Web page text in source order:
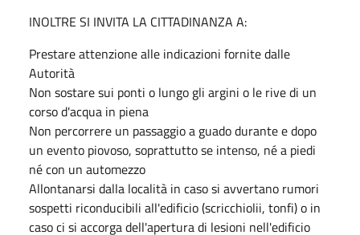
INOLTRE SI INVITA LA CITTADINANZA A:
Prestare attenzione alle indicazioni fornite dalle
Autorità
Non sostare sui ponti o lungo gli argini o le rive di un
corso d'acqua in piena
Non percorrere un passaggio a guado durante e dopo
un evento piovoso, soprattutto se intenso, né a piedi
né con un automezzo
Allontanarsi dalla località in caso si avvertano rumori
sospetti riconducibili all'edificio (scricchiolii, tonfi) o in
caso ci si accorga dell'apertura di lesioni nell'edificio